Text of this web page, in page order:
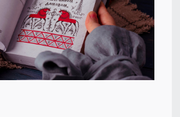
и обряды
гадания
раскладов по системе Рез Рода: